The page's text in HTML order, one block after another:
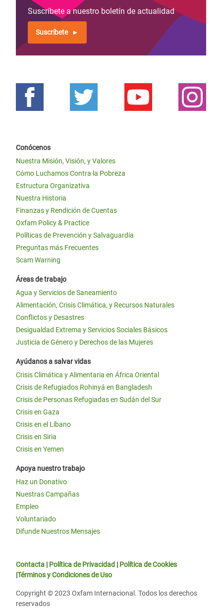
Suscríbete a nuestro boletín de actualidad
Suscríbete
Conócenos
Nuestra Misión, Visión, y Valores
Cómo Luchamos Contra la Pobreza
Estructura Organizativa
Nuestra Historia
Finanzas y Rendición de Cuentas
Oxfam Policy & Practice
Políticas de Prevención y Salvaguardia
Preguntas más Frecuentes
Scam Warning
Áreas de trabajo
Agua y Servicios de Saneamiento
Alimentación, Crisis Climática, y Recursos Naturales
Conflictos y Desastres
Desigualdad Extrema y Servicios Sociales Básicos
Justicia de Género y Derechos de las Mujeres
Ayúdanos a salvar vidas
Crisis Climática y Alimentaria en África Oriental
Crisis de Refugiados Rohinyá en Bangladesh
Crisis de Personas Refugiadas en Sudán del Sur
Crisis en Gaza
Crisis en el Líbano
Crisis en Siria
Crisis en Yemen
Apoya nuestro trabajo
Haz un Donativo
Nuestras Campañas
Empleo
Voluntariado
Difunde Nuestros Mensajes
Contacta | Política de Privacidad | Política de Cookies
|Términos y Condiciones de Uso
Copyright © 2023 Oxfam Internacional. Todos los derechos
reservados